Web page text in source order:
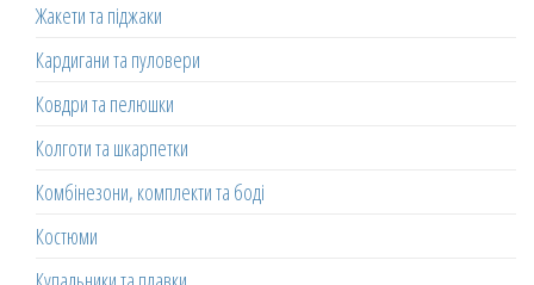
Жакети та піджаки
Кардигани та пуловери
Ковдри та пелюшки
Колготи та шкарпетки
Комбінезони, комплекти та боді
Костюми